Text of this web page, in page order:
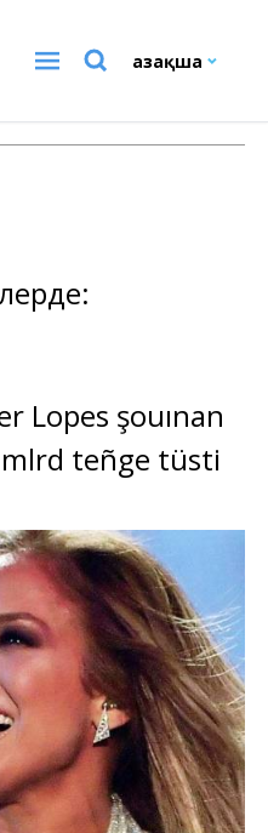
Қазақша
Lopes şouınan
mlrd teñge tüsti